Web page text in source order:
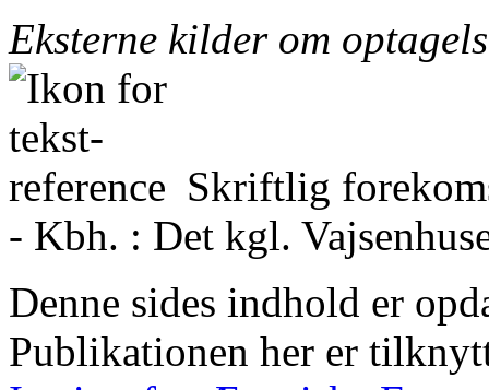
Eksterne kilder om
Skriftlig
- Kbh. : Det kgl.
Denne sides indhold er
Publikationen her er